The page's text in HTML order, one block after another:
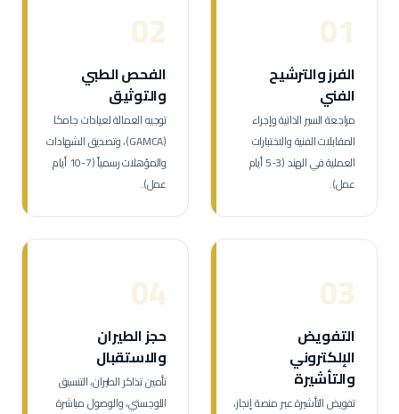
01
الفرز والترشيح
الفني
مراجعة السير الذاتية وإجراء
المقابلات الفنية والاختبارات
العملية في الهند (3-5 أيام
عمل).
02
الفحص الطبي
والتوثيق
توجيه العمالة لعيادات جامكا
(GAMCA)، وتصديق الشهادات
والمؤهلات رسمياً (7-10 أيام
عمل).
03
التفويض
الإلكتروني
والتأشيرة
تفويض التأشيرة عبر منصة إنجاز،
04
حجز الطيران
والاستقبال
تأمين تذاكر الطيران، التنسيق
اللوجستي، والوصول مباشرة